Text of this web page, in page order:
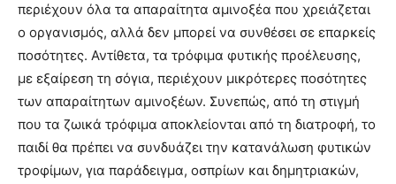
περιέχουν όλα τα απαραίτητα αμινοξέα που χρειάζεται
ο οργανισμός, αλλά δεν μπορεί να συνθέσει σε επαρκείς
ποσότητες. Αντίθετα, τα τρόφιμα φυτικής προέλευσης,
με εξαίρεση τη σόγια, περιέχουν μικρότερες ποσότητες
των απαραίτητων αμινοξέων. Συνεπώς, από τη στιγμή
που τα ζωικά τρόφιμα αποκλείονται από τη διατροφή, το
παιδί θα πρέπει να συνδυάζει την κατανάλωση φυτικών
τροφίμων, για παράδειγμα, οσπρίων και δημητριακών,